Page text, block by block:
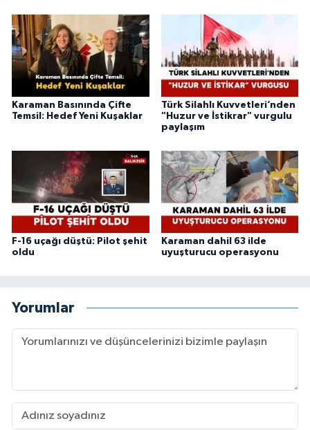
Karaman Basınında Çifte
Temsil: Hedef Yeni Kuşaklar
Türk Silahlı Kuvvetleri’nden
"Huzur ve İstikrar" vurgulu
paylaşım
F-16 uçağı düştü: Pilot şehit
oldu
Karaman dahil 63 ilde
uyuşturucu operasyonu
Yorumlar